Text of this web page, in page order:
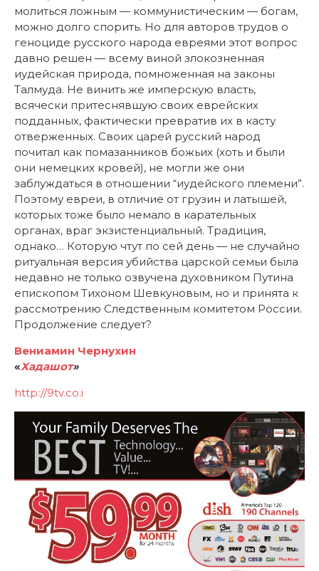
молиться ложным — коммунистическим — богам,
можно долго спорить. Но для авторов трудов о
геноциде русского народа евреями этот вопрос
давно решен — всему виной злокозненная
иудейская природа, помноженная на законы
Талмуда. Не винить же имперскую власть,
всячески притеснявшую своих еврейских
подданных, фактически превратив их в касту
отверженных. Своих царей русский народ
почитал как помазанников божьих (хоть и были
они немецких кровей), не могли же они
заблуждаться в отношении “иудейского племени”.
Поэтому евреи, в отличие от грузин и латышей,
которых тоже было немало в карательных
органах, враг экзистенциальный. Традиция,
однако… Которую чтут по сей день — не случайно
ритуальная версия убийства царской семьи была
недавно не только озвучена духовником Путина
епископом Тихоном Шевкуновым, но и принята к
рассмотрению Следственным комитетом России.
Продолжение следует?
Вениамин Чернухин
«Хадашот»
http://9tv.co.i